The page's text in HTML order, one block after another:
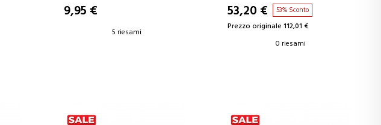
9,95 €
5 riesami
53,20 € 53% Sconto
Prezzo originale 112,01 €
0 riesami